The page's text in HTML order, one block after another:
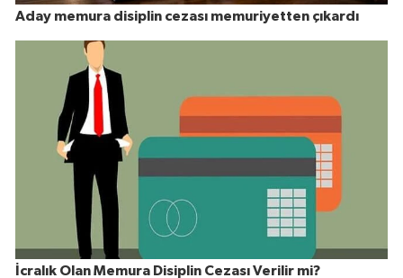
Aday memura disiplin cezası memuriyetten çıkardı
İcralık Olan Memura Disiplin Cezası Verilir mi?